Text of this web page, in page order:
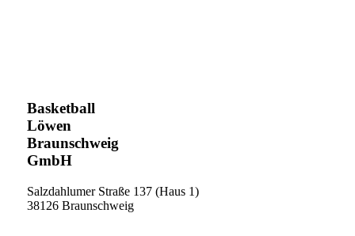
Basketball
Löwen
Braunschweig
GmbH
Salzdahlumer Straße 137 (Haus 1)
38126 Braunschweig